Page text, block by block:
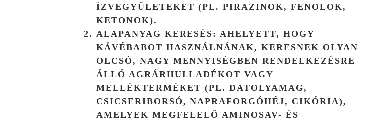
ÍZVEGYÜLETEKET (PL. PIRAZINOK, FENOLOK,
KETONOK).
ALAPANYAG KERESÉS: AHELYETT, HOGY
KÁVÉBABOT HASZNÁLNÁNAK, KERESNEK OLYAN
OLCSÓ, NAGY MENNYISÉGBEN RENDELKEZÉSRE
ÁLLÓ AGRÁRHULLADÉKOT VAGY
MELLÉKTERMÉKET (PL. DATOLYAMAG,
CSICSERIBORSÓ, NAPRAFORGÓHÉJ, CIKÓRIA),
AMELYEK MEGFELELŐ AMINOSAV- ÉS